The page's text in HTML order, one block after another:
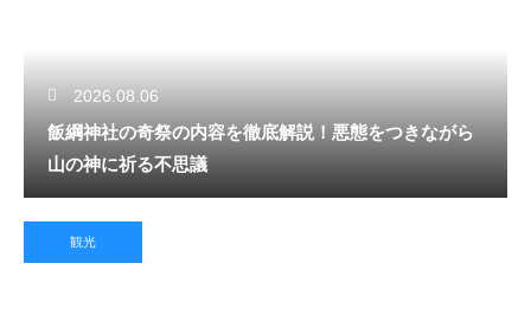
2026.08.06
飯綱神社の奇祭の内容を徹底解説！悪態をつきながら
山の神に祈る不思議
観光